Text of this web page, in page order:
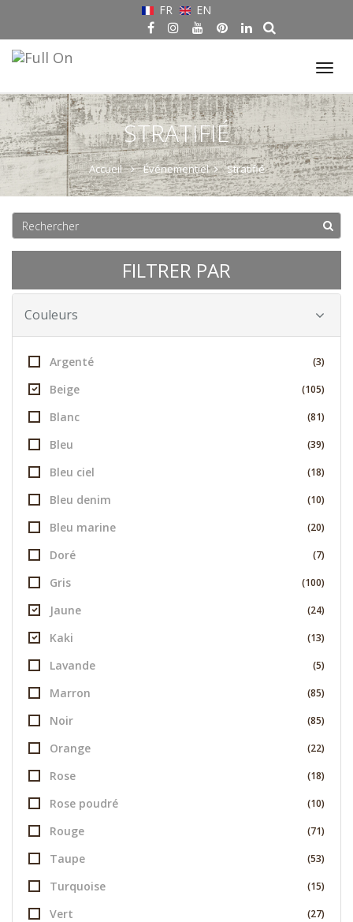
FR EN
STRATIFIÉ
Accueil Événementiel Stratifié
FILTRER PAR
Couleurs
Argenté (3)
Beige (105)
Blanc (81)
Bleu (39)
Bleu ciel (18)
Bleu denim (10)
Bleu marine (20)
Doré (7)
Gris (100)
Jaune (24)
Kaki (13)
Lavande (5)
Marron (85)
Noir (85)
Orange (22)
Rose (18)
Rose poudré (10)
Rouge (71)
Taupe (53)
Turquoise (15)
Vert (27)